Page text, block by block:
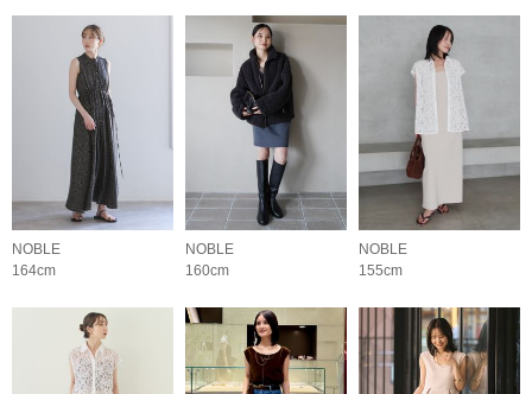
NOBLE
164cm
NOBLE
160cm
NOBLE
155cm